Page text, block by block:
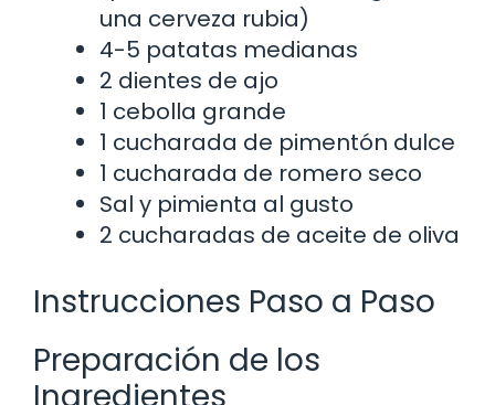
una cerveza rubia)
4-5 patatas medianas
2 dientes de ajo
1 cebolla grande
1 cucharada de pimentón dulce
1 cucharada de romero seco
Sal y pimienta al gusto
2 cucharadas de aceite de oliva
Instrucciones Paso a Paso
Preparación de los